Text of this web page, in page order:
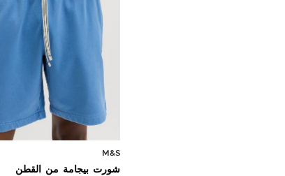
M&S
شورت بيجامة من القطن